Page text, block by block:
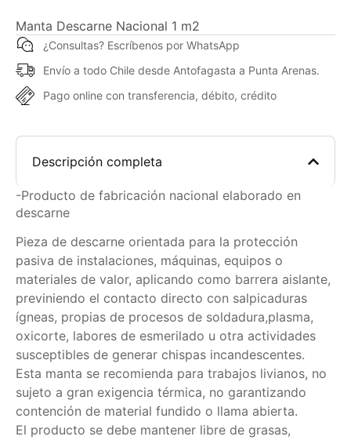
Manta Descarne Nacional 1 m2
¿Consultas? Escríbenos por WhatsApp
Envío a todo Chile desde Antofagasta a Punta Arenas.
Pago online con transferencia, débito, crédito
Descripción completa
-Producto de fabricación nacional elaborado en
descarne
Pieza de descarne orientada para la protección
pasiva de instalaciones, máquinas, equipos o
materiales de valor, aplicando como barrera aislante,
previniendo el contacto directo con salpicaduras
ígneas, propias de procesos de soldadura,plasma,
oxicorte, labores de esmerilado u otra actividades
susceptibles de generar chispas incandescentes.
Esta manta se recomienda para trabajos livianos, no
sujeto a gran exigencia térmica, no garantizando
contención de material fundido o llama abierta.
El producto se debe mantener libre de grasas,